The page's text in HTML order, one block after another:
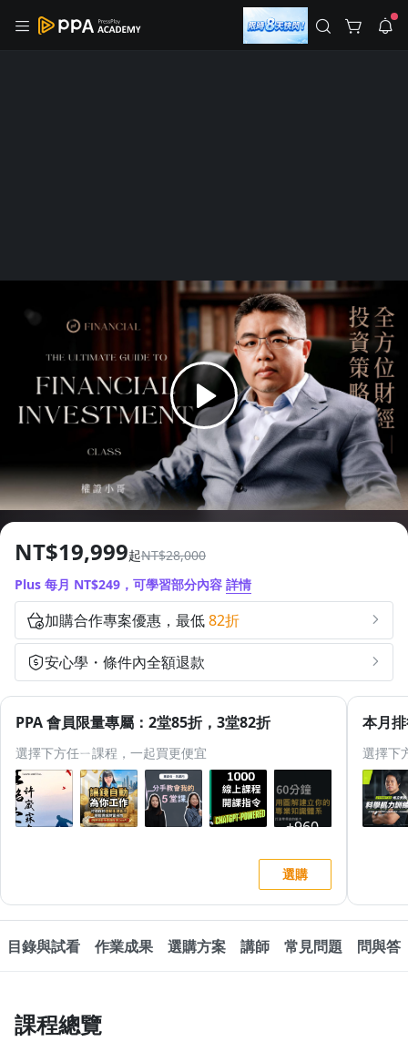
投資理財
全方位財經投資策略｜實戰大師班
4.90(234 則評價) 2,282 人學習 4,061 人追蹤
追蹤 分享
0
2
3
5
6
7
9
1
2
4
5
7
8
9
天
0
2
3
5
6
7
8
9
時
0
1
2
3
5
6
7
8
9
3
4
5
6
7
8
9
分
0
1
2
4
5
7
8
9
2
3
4
6
7
9
秒
NT$19,999起NT$28,000
Plus 每月 NT$249，可學習部分內容 詳情
加購合作專案優惠，最低82折
安心學・條件內全額退款
PPA 會員限量專屬：2堂85折，3堂82折
選擇下方任ㄧ課程，一起買更便宜
選購
本月
選擇下
目錄與試看 作業成果 選購方案 講師 常見問題 問與答
課程總覽
2.0x
1.5x
1.25x
0.75x
沒有播放清單
去逛逛